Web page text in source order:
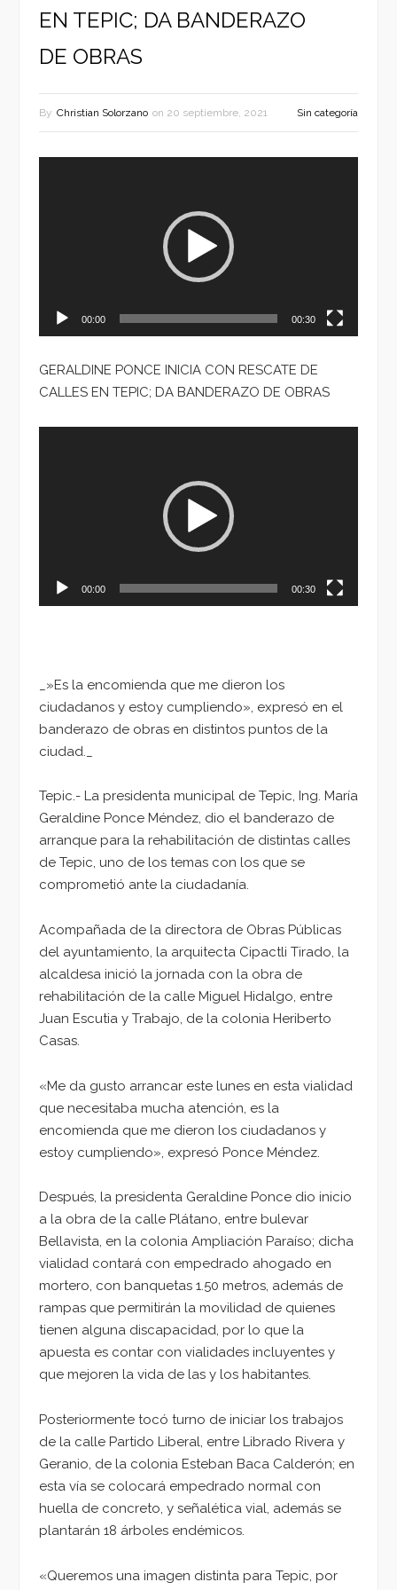
EN TEPIC; DA BANDERAZO
DE OBRAS
By Christian Solorzano on 20 septiembre, 2021 Sin categoría
00:00 00:30
GERALDINE PONCE INICIA CON RESCATE DE
CALLES EN TEPIC; DA BANDERAZO DE OBRAS
00:00 00:30
_»Es la encomienda que me dieron los
ciudadanos y estoy cumpliendo», expresó en el
banderazo de obras en distintos puntos de la
ciudad._
Tepic.- La presidenta municipal de Tepic, Ing. María
Geraldine Ponce Méndez, dio el banderazo de
arranque para la rehabilitación de distintas calles
de Tepic, uno de los temas con los que se
comprometió ante la ciudadanía.
Acompañada de la directora de Obras Públicas
del ayuntamiento, la arquitecta Cipactli Tirado, la
alcaldesa inició la jornada con la obra de
rehabilitación de la calle Miguel Hidalgo, entre
Juan Escutia y Trabajo, de la colonia Heriberto
Casas.
«Me da gusto arrancar este lunes en esta vialidad
que necesitaba mucha atención, es la
encomienda que me dieron los ciudadanos y
estoy cumpliendo», expresó Ponce Méndez.
Después, la presidenta Geraldine Ponce dio inicio
a la obra de la calle Plátano, entre bulevar
Bellavista, en la colonia Ampliación Paraíso; dicha
vialidad contará con empedrado ahogado en
mortero, con banquetas 1.50 metros, además de
rampas que permitirán la movilidad de quienes
tienen alguna discapacidad, por lo que la
apuesta es contar con vialidades incluyentes y
que mejoren la vida de las y los habitantes.
Posteriormente tocó turno de iniciar los trabajos
de la calle Partido Liberal, entre Librado Rivera y
Geranio, de la colonia Esteban Baca Calderón; en
esta vía se colocará empedrado normal con
huella de concreto, y señalética vial, además se
plantarán 18 árboles endémicos.
«Queremos una imagen distinta para Tepic, por